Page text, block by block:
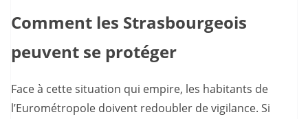
Comment les Strasbourgeois
peuvent se protéger
Face à cette situation qui empire, les habitants de
l’Eurométropole doivent redoubler de vigilance. Si